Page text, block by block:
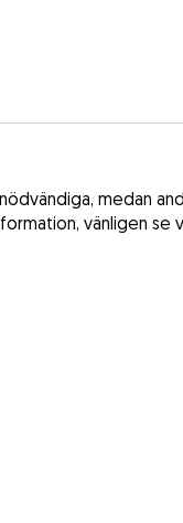
medan
vänligen se